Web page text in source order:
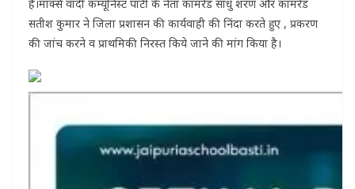
है।मार्क्स वादी कंम्यूनिस्ट पार्टी के नेता कामरेड साधु शरण और कामरेड
सतीश कुमार ने जिला प्रशासन की कार्यवाही की निंदा करते हुए , प्रकरण
की जांच करने व प्राथमिकी निरस्त किये जाने की मांग किया है।